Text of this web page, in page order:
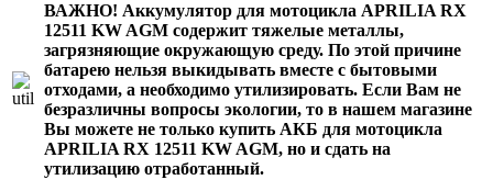
ВАЖНО! Аккумулятор для мотоцикла APRILIA RX
12511 KW AGM содержит тяжелые металлы,
загрязняющие окружающую среду. По этой причине
батарею нельзя выкидывать вместе с бытовыми
отходами, а необходимо утилизировать. Если Вам не
безразличны вопросы экологии, то в нашем магазине
Вы можете не только купить АКБ для мотоцикла
APRILIA RX 12511 KW AGM, но и сдать на
утилизацию отработанный.